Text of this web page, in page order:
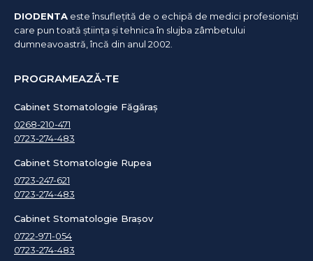
DIODENTA este însuflețită de o echipă de medici profesioniști
care pun toată știința și tehnica în slujba zâmbetului
dumneavoastră, încă din anul 2002.
PROGRAMEAZĂ-TE
Cabinet Stomatologie Făgăraș
0268-210-471
0723-274-483
Cabinet Stomatologie Rupea
0723-247-621
0723-274-483
Cabinet Stomatologie Brașov
0722-971-054
0723-274-483